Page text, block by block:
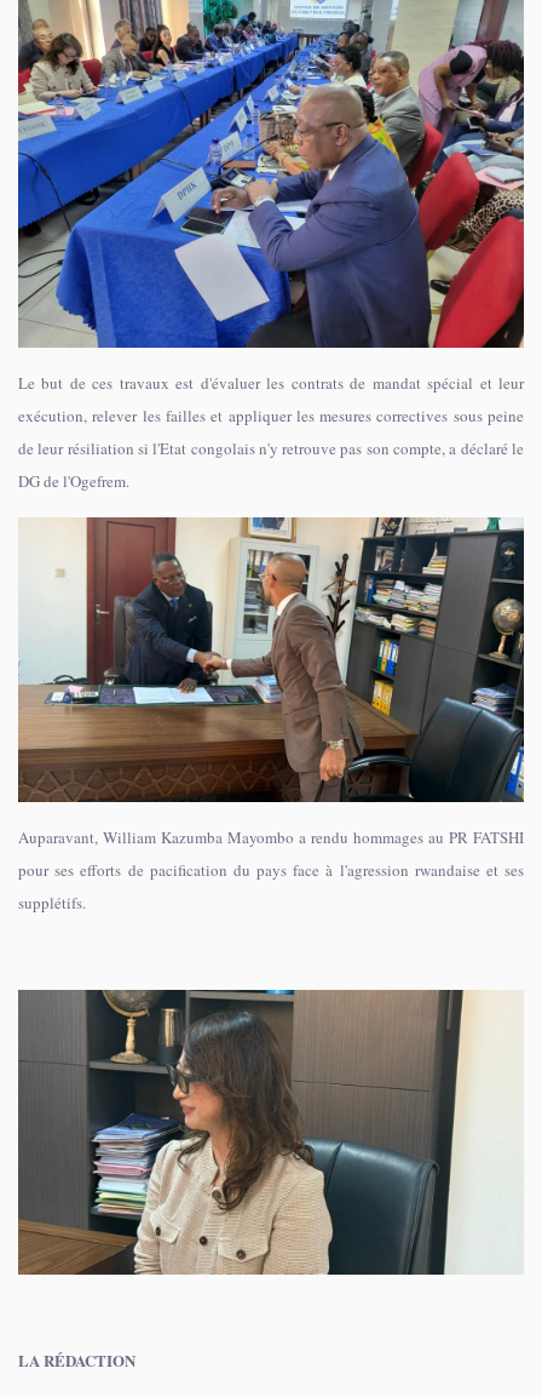
Le but de ces travaux est d'évaluer les contrats de mandat spécial et leur
exécution, relever les failles et appliquer les mesures correctives sous peine
de leur résiliation si l'Etat congolais n'y retrouve pas son compte, a déclaré le
DG de l'Ogefrem.
Auparavant, William Kazumba Mayombo a rendu hommages au PR FATSHI
pour ses efforts de pacification du pays face à l'agression rwandaise et ses
supplétifs.
LA RÉDACTION